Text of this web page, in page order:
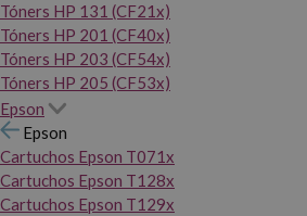
Tóners HP 131 (CF21x)
Tóners HP 201 (CF40x)
Tóners HP 203 (CF54x)
Tóners HP 205 (CF53x)
Epson
Epson
Cartuchos Epson T071x
Cartuchos Epson T128x
Cartuchos Epson T129x